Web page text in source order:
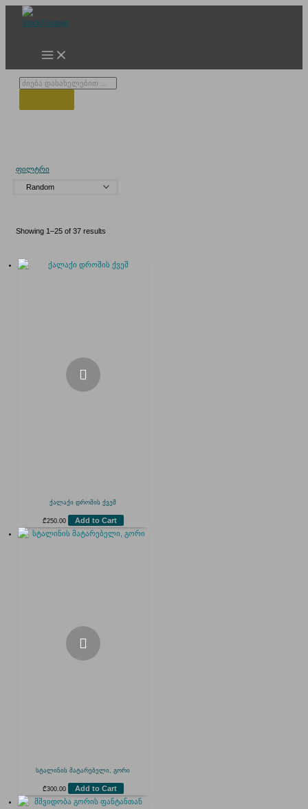
Products
ფილტრი
Showing 1–25 of 37 results
ქალაქი დროშის ქვეშ
₾250.00 Add to Cart
სტალინის მატარებელი, გორი
₾300.00 Add to Cart